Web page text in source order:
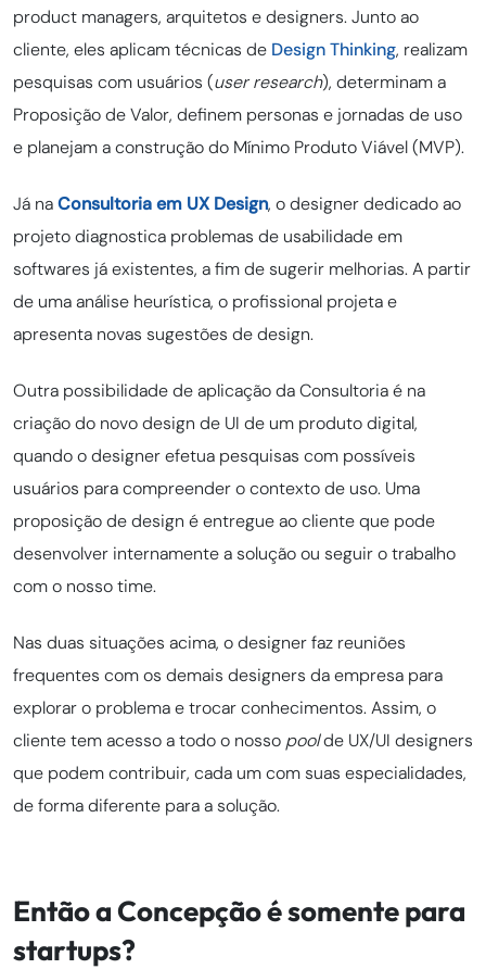
product managers, arquitetos e designers. Junto ao
cliente, eles aplicam técnicas de Design Thinking, realizam
pesquisas com usuários (user research), determinam a
Proposição de Valor, definem personas e jornadas de uso
e planejam a construção do Mínimo Produto Viável (MVP).
Já naConsultoria em UX Design, o designer dedicado ao
projeto diagnostica problemas de usabilidade em
softwares já existentes, a fim de sugerir melhorias. A partir
de uma análise heurística, o profissional projeta e
apresenta novas sugestões de design.
Outra possibilidade de aplicação da Consultoria é na
criação do novo design de UI de um produto digital,
quando o designer efetua pesquisas com possíveis
usuários para compreender o contexto de uso. Uma
proposição de design é entregue ao cliente que pode
desenvolver internamente a solução ou seguir o trabalho
com o nosso time.
Nas duas situações acima, o designer faz reuniões
frequentes com os demais designers da empresa para
explorar o problema e trocar conhecimentos. Assim, o
cliente tem acesso a todo o nosso poolde UX/UI designers
que podem contribuir, cada um com suas especialidades,
de forma diferente para a solução.
Então a Concepção é somente para
startups?